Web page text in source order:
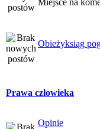
Miejsce na
Obieżyksiąg
Prawa człowieka
Opinie